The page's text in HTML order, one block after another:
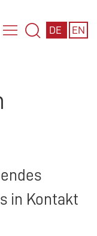
DE EN
in Kontakt